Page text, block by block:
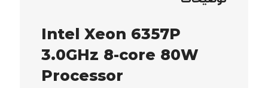
Intel Xeon 6357P
3.0GHz 8-core 80W
Processor